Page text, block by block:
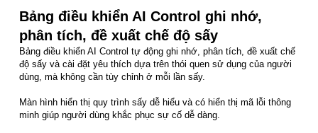
Bảng điều khiển AI Control ghi nhớ,
phân tích, đề xuất chế độ sấy
Bảng điều khiển AI Control tự động ghi nhớ, phân tích, đề xuất chế
độ sấy và cài đặt yêu thích dựa trên thói quen sử dụng của người
dùng, mà không cần tùy chỉnh ở mỗi lần sấy.
Màn hình hiển thị quy trình sấy dễ hiểu và có hiển thị mã lỗi thông
minh giúp người dùng khắc phục sự cố dễ dàng.